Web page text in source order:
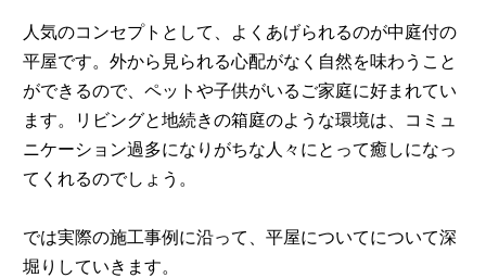
人気のコンセプトとして、よくあげられるのが中庭付の
平屋です。外から見られる心配がなく自然を味わうこと
ができるので、ペットや子供がいるご家庭に好まれてい
ます。リビングと地続きの箱庭のような環境は、コミュ
ニケーション過多になりがちな人々にとって癒しになっ
てくれるのでしょう。
では実際の施工事例に沿って、平屋についてについて深
堀りしていきます。